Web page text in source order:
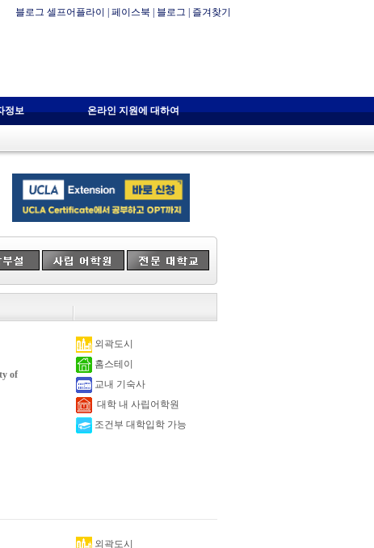
블로그 셀프어플라이 페이스북 블로그 즐겨찾기
정보 온라인 지원에 대하여
of
외곽도시
홈스테이
교내 기숙사
대학 내 사립어학원
조건부 대학입학 가능
외곽도시